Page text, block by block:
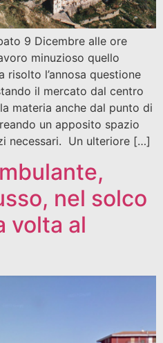
9 Dicembre alle ore
minuzioso quello
risolto l’annosa questione
il mercato dal centro
materia anche dal punto di
un apposito spazio
necessari. Un ulteriore […]
nel solco
volta al